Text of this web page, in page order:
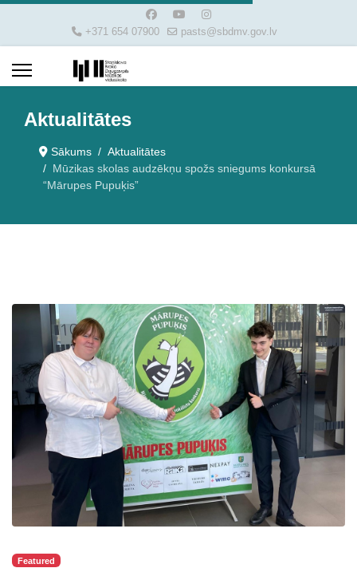
+371 654 07900 pasts@sbdmv.gov.lv
Aktualitātes
Sākums
Aktualitātes
Mūzikas skolas audzēkņu spožs sniegums konkursā
“Mārupes Pupuķis”
Featured